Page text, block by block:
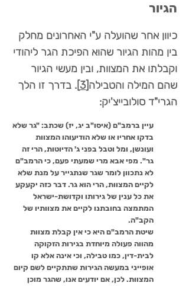
הגיור
כיוון אחר שהועלה ע"י האחרונים מחלק
בין מהות הגיור שהוא הפיכת הגר ליהודי
וקבלתו את המצוות, ובין מעשי הגיור
שהם המילה והטבילה [3]
. בדרך זו הלך
הגרי"ד סולובייצ'יק:
עיין ברמב"ם (איסו"ב יג, יז) שכתב: "גר שלא
בדקו אחריו או שלא הודיעוהו המצוות
ועונשן, ומל וטבל בפני ג' הדיוטות, הרי זה
גר". מפי אבא מרי שמעתי פעם, כי הרמב"ם
לא נתכוון לומר שגר שנתגייר על מנת שלא
לקיים המצוות, הרי הוא גר. דבר כזה יקעקע
את כל ענין של גירותו וקדושת-ישראל
המתמצה בחובתנו לקיים את מצוותיו של
הקב"ה.
שיטת הרמב"ם היא כי אין קבלת מצוות
מהווה פעולה מיוחדת בגירות הזקוקה
לבית-דין, כמו טבילה, וכי אינה אלא קו
אופייני במעשה הגירות שתתקיים לשם קיום
המצוות. לכן, אם יודעים אנו, שהגר מוכן